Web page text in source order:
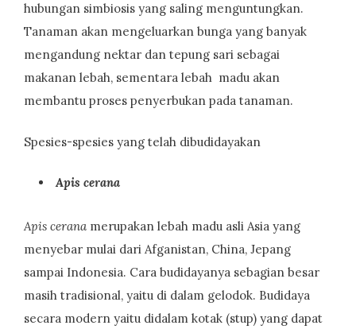
hubungan simbiosis yang saling menguntungkan.
Tanaman akan mengeluarkan bunga yang banyak
mengandung nektar dan tepung sari sebagai
makanan lebah, sementara lebah madu akan
membantu proses penyerbukan pada tanaman.
Spesies-spesies yang telah dibudidayakan
Apis cerana
Apis cerana merupakan lebah madu asli Asia yang
menyebar mulai dari Afganistan, China, Jepang
sampai Indonesia. Cara budidayanya sebagian besar
masih tradisional, yaitu di dalam gelodok. Budidaya
secara modern yaitu didalam kotak (stup) yang dapat